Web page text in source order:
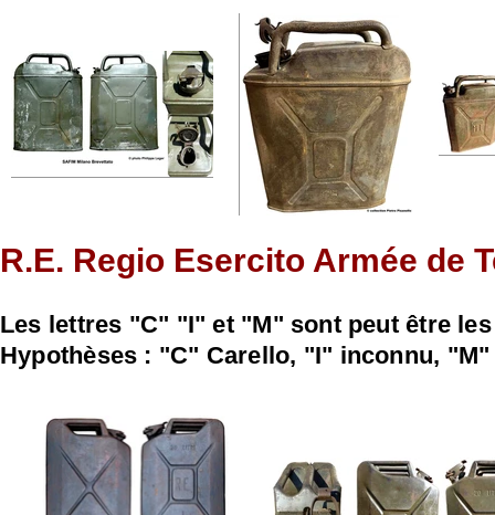
R.E. Regio Esercito Armée de
Les lettres "C" "I" et "M" sont peut être
Hypothèses : "C" Carello, "I" inconnu,